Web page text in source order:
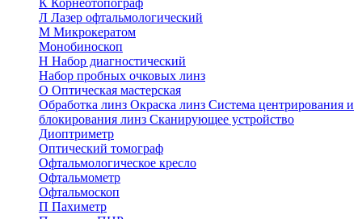
К Корнеотопограф
Л Лазер офтальмологический
М Микрокератом
Монобиноскоп
Н Набор диагностический
Набор пробных очковых линз
О Оптическая мастерская
Обработка линз Окраска линз Система центрирования и
блокирования линз Сканирующее устройство
Диоптриметр
Оптический томограф
Офтальмологическое кресло
Офтальмометр
Офтальмоскоп
П Пахиметр